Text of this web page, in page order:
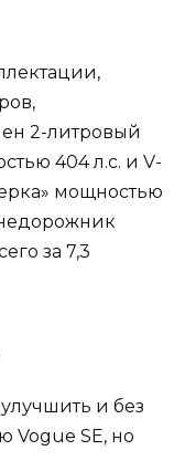
2-литровый
404 л.с. и V-
мощностью
за 7,3
и без
Vogue SE, но